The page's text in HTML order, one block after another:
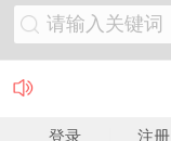
请输入关键词
登录 注册